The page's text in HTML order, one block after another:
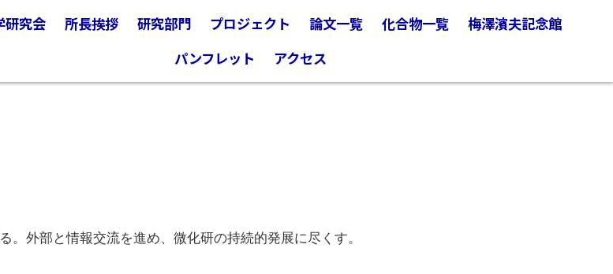
研究会 所長挨拶 研究部門 プロジェクト 論文一覧 化合物一覧
梅澤濱夫記念館
パンフレット
アクセス
外部と情報交流を進め、微化研の持続的発展に尽くす。